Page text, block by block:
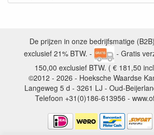
De prijzen in onze bedrijfsmatige
exclusief 21% BTW. -
- Gratis
150,00 exclusief BTW. ( € 181,50
©2012 - 2026 - Hoeksche Waardse
Langeweg 5 d - 3261 LJ - Oud-
Telefoon +31(0)186-613956 -